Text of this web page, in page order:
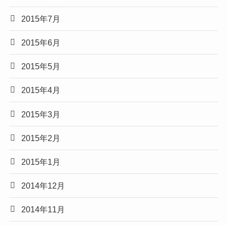
2015年7月
2015年6月
2015年5月
2015年4月
2015年3月
2015年2月
2015年1月
2014年12月
2014年11月